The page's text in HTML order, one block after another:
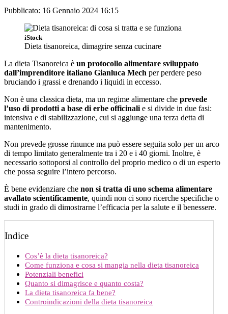
Pubblicato: 16 Gennaio 2024 16:15
iStock
Dieta tisanoreica, dimagrire senza cucinare
La dieta Tisanoreica è un protocollo alimentare sviluppato
dall’imprenditore italiano Gianluca Mech per perdere peso
bruciando i grassi e drenando i liquidi in eccesso.
Non è una classica dieta, ma un regime alimentare che prevede
l’uso di prodotti a base di erbe officinali e si divide in due fasi:
intensiva e di stabilizzazione, cui si aggiunge una terza detta di
mantenimento.
Non prevede grosse rinunce ma può essere seguita solo per un arco
di tempo limitato generalmente tra i 20 e i 40 giorni. Inoltre, è
necessario sottoporsi al controllo del proprio medico o di un esperto
che possa seguire l’intero percorso.
È bene evidenziare che non si tratta di uno schema alimentare
avallato scientificamente, quindi non ci sono ricerche specifiche o
studi in grado di dimostrarne l’efficacia per la salute e il benessere.
Indice
Cos’è la dieta tisanoreica?
Come funziona e cosa si mangia nella dieta tisanoreica
Potenziali benefici
Quanto si dimagrisce e quanto costa?
La dieta tisanoreica fa bene?
Controindicazioni della dieta tisanoreica